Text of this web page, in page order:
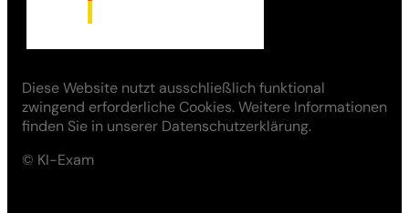
Diese Website nutzt ausschließlich funktional
zwingend erforderliche Cookies. Weitere Informationen
finden Sie in unserer Datenschutzerklärung.
© KI-Exam